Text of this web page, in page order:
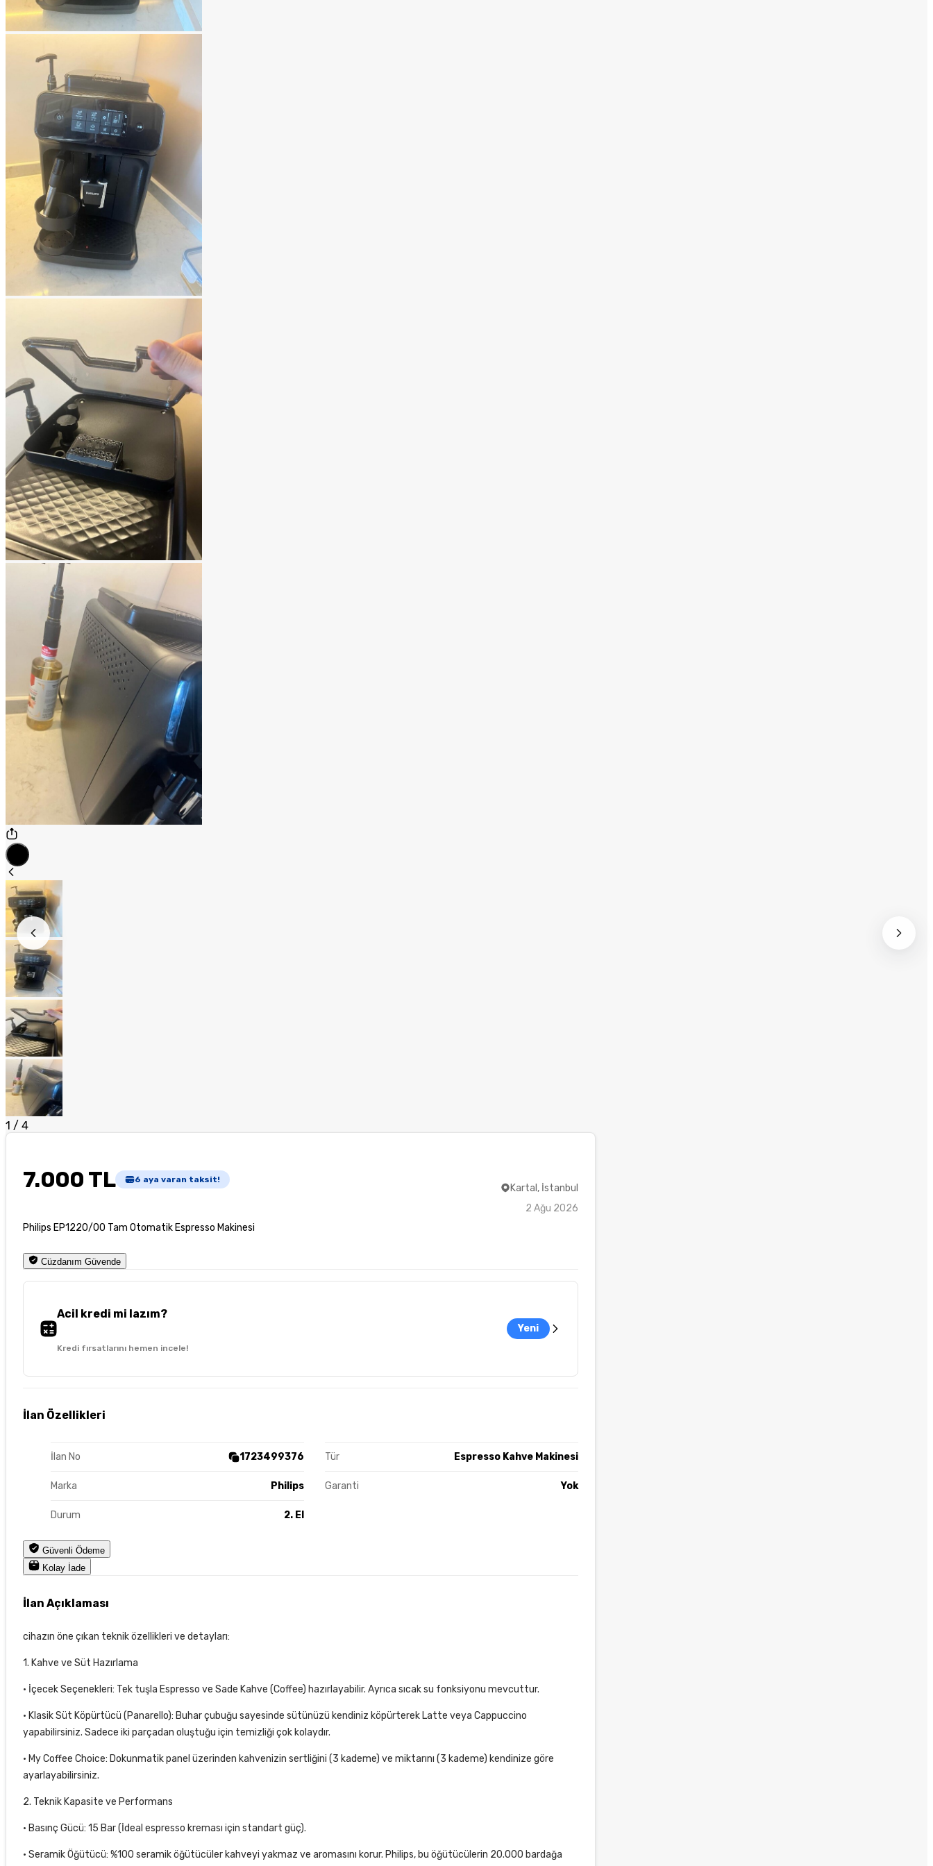
1 / 4
7.000 TL 6 aya varan taksit!
Philips EP1220/00 Tam Otomatik Espresso Makinesi
Kartal, İstanbul
2 Ağu 2026
Cüzdanım Güvende
Acil kredi mi lazım?
Kredi fırsatlarını hemen incele!
Yeni
İlan Özellikleri
İlan No 1723499376 Tür Espresso Kahve Makinesi
Marka Philips Garanti Yok
Durum 2. El
Güvenli Ödeme
Kolay İade
İlan Açıklaması
cihazın öne çıkan teknik özellikleri ve detayları:
1. Kahve ve Süt Hazırlama
• İçecek Seçenekleri: Tek tuşla Espresso ve Sade Kahve (Coffee) hazırlayabilir. Ayrıca sıcak su fonksiyonu mevcuttur.
• Klasik Süt Köpürtücü (Panarello): Buhar çubuğu sayesinde sütünüzü kendiniz köpürterek Latte veya Cappuccino
yapabilirsiniz. Sadece iki parçadan oluştuğu için temizliği çok kolaydır.
• My Coffee Choice: Dokunmatik panel üzerinden kahvenizin sertliğini (3 kademe) ve miktarını (3 kademe) kendinize göre
ayarlayabilirsiniz.
2. Teknik Kapasite ve Performans
• Basınç Gücü: 15 Bar (İdeal espresso kreması için standart güç).
• Seramik Öğütücü: %100 seramik öğütücüler kahveyi yakmaz ve aromasını korur. Philips, bu öğütücülerin 20.000 bardağa